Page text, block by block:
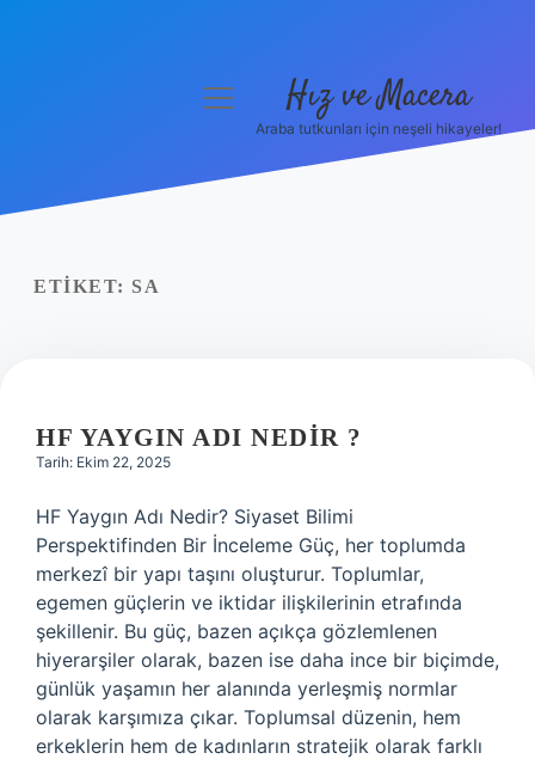
Yasal Uyarı
menüyü
Hız ve Macera
Araba tutkunları için neşeli hikayeler!
ETIKET: SA
HF YAYGIN ADI NEDIR ?
Tarih: Ekim 22, 2025
HF Yaygın Adı Nedir? Siyaset Bilimi
Perspektifinden Bir İnceleme Güç, her toplumda
merkezî bir yapı taşını oluşturur. Toplumlar,
egemen güçlerin ve iktidar ilişkilerinin etrafında
şekillenir. Bu güç, bazen açıkça gözlemlenen
hiyerarşiler olarak, bazen ise daha ince bir biçimde,
günlük yaşamın her alanında yerleşmiş normlar
olarak karşımıza çıkar. Toplumsal düzenin, hem
erkeklerin hem de kadınların stratejik olarak farklı